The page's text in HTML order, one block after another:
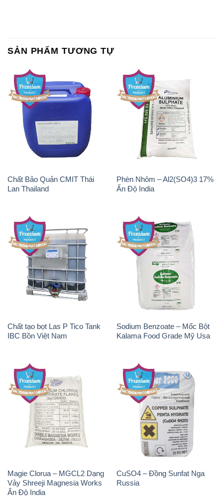
SẢN PHẨM TƯƠNG TỰ
Chất Bảo Quản CMIT Thái
Lan Thailand
Phèn Nhôm – Al2(SO4)3 17%
Ấn Độ India
Chất tạo bọt Las P Tico Tank
IBC Bồn Việt Nam
Sodium Benzoate – Mốc Bột
Kalama Food Grade Mỹ Usa
Magie Clorua – MGCL2 Dạng
Vảy Shreeji Magnesia Works
Ấn Độ India
CuSO4 – Đồng Sunfat Nga
Russia